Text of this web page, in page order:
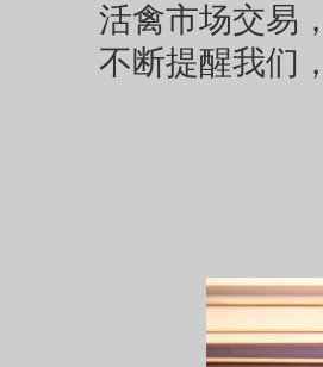
活禽市场交易
不断提醒我们